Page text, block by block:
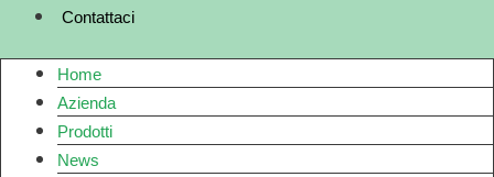
Contattaci
Home
Azienda
Prodotti
News